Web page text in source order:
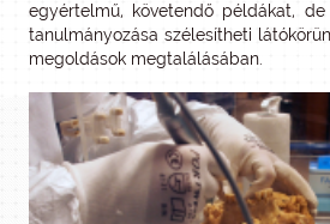
egyértelmű, követendő példákat,
tanulmányozása szélesítheti
megoldások megtalálásában.